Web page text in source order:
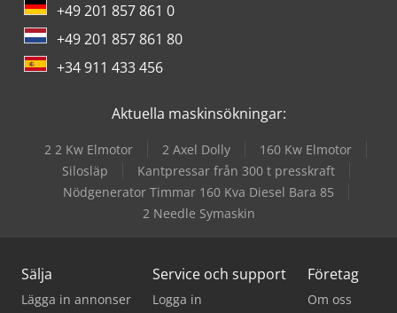
+49 201 857 861 0
+49 201 857 861 80
+34 911 433 456
Aktuella maskinsökningar:
2 2 Kw Elmotor 2 Axel Dolly
160 Kw Elmotor
Silosläp
Kantpressar från 300 t presskraft
Nödgenerator Timmar 160 Kva Diesel Bara 85
2 Needle Symaskin
Sälja
Lägga in annonser
Service och support
Logga in
Företag
Om oss